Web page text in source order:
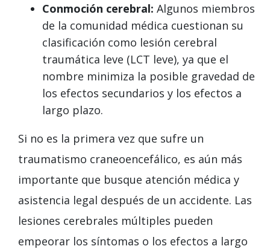
Conmoción cerebral: Algunos miembros
de la comunidad médica cuestionan su
clasificación como lesión cerebral
traumática leve (LCT leve), ya que el
nombre minimiza la posible gravedad de
los efectos secundarios y los efectos a
largo plazo.
Si no es la primera vez que sufre un
traumatismo craneoencefálico, es aún más
importante que busque atención médica y
asistencia legal después de un accidente. Las
lesiones cerebrales múltiples pueden
empeorar los síntomas o los efectos a largo